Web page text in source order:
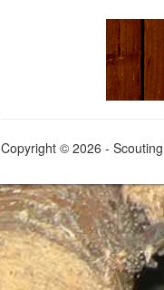
Copyright © 2026 -